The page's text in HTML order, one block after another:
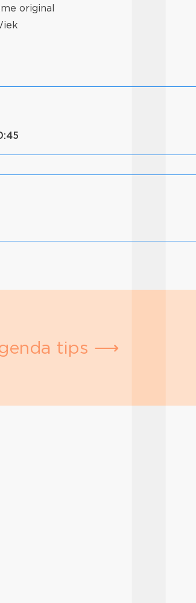
original
tips ⟶